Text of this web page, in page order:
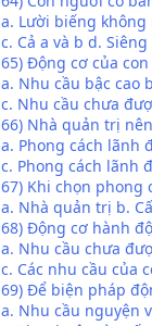
a. Lười biếng
c. Cả a và b d.
65) Động cơ của
a. Nhu cầu bậc cao
c. Nhu cầu chưa
66) Nhà quản trị
a. Phong cách lãnh
c. Phong cách lãnh
67) Khi chọn phong
a. Nhà quản trị b.
68) Động cơ hành
a. Nhu cầu chưa
c. Các nhu cầu của
69) Để biện pháp
a. Nhu cầu nguyện